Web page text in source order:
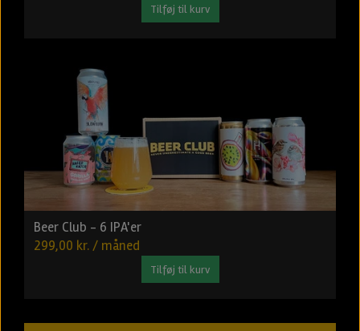
Tilføj til kurv
Beer Club - 6 IPA'er
299,00 kr. / måned
Tilføj til kurv